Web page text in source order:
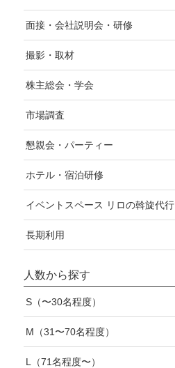
面接・会社説明会・研修
撮影・取材
株主総会・学会
市場調査
懇親会・パーティー
ホテル・宿泊研修
イベントスペース リロの斡旋代行
長期利用
人数から探す
S（〜30名程度）
M（31〜70名程度）
L（71名程度〜）